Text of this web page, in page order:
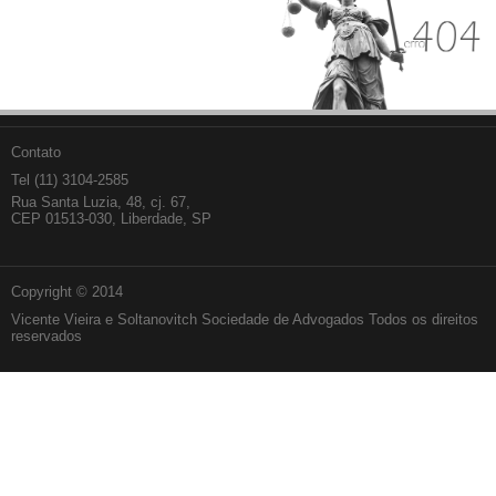
Contato
Tel (11) 3104-2585
Rua Santa Luzia, 48, cj. 67,
CEP 01513-030, Liberdade, SP
Copyright © 2014
Vicente Vieira e Soltanovitch Sociedade de Advogados Todos os direitos
reservados